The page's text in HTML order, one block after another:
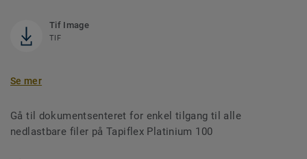
Tif Image
TIF
Se mer
Gå til dokumentsenteret for enkel tilgang til alle
nedlastbare filer på Tapiflex Platinium 100